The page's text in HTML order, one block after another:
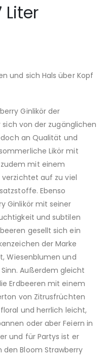
Liter
und sich Hals über Kopf
Ginlikör der
von der zugänglichen
an Qualität und
Likör mit
mit einem
auf zu viel
Ebenso
Ginlikör mit seiner
und subtilen
gesellt sich ein
der Marke
Wiesenblumen und
Außerdem gleicht
Erdbeeren mit einem
von Zitrusfrüchten
und herrlich leicht,
oder aber Feiern in
und für Partys ist er
den Bloom Strawberry